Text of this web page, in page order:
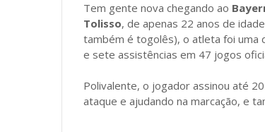
Tem gente nova chegando ao
Tolisso, de apenas 22 anos de
também é togolês), o atleta foi uma
e sete assistências em 47 jogos
Polivalente, o jogador assinou até
ataque e ajudando na marcação, e